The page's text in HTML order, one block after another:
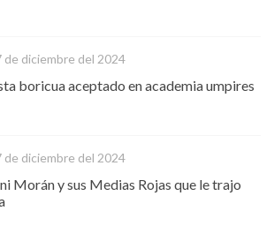
de diciembre del 2024
boricua aceptado en academia umpires
de diciembre del 2024
Morán y sus Medias Rojas que le trajo